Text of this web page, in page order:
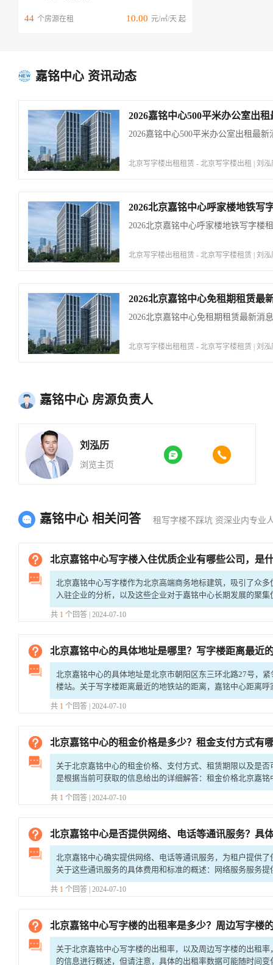
44 个房源在租 10.00 元/㎡/天 起
 嘉铭中心 资讯动态
2026嘉铭中心500平米办公室出
2026嘉铭中心500平米办公室出租最新
北京写字楼出租租赁 - 北京写字楼出租 | 刘泓
2026北京嘉铭中心呼家楼地铁写
2026北京嘉铭中心呼家楼地铁写字楼
北京写字楼出租租赁 - 北京写字楼租赁 | 刘泓
2026北京嘉铭中心免租期租赁最
2026北京嘉铭中心免租期租赁最新消息
北京写字楼出租租赁 - 北京写字楼租赁 | 刘泓
嘉铭中心 房源负责人
刘泓历
浏览主页
 
嘉铭中心 相关问答 租写字楼不踩坑 资深业内专业
北京嘉铭中心写字楼入住优质企业有哪些公司，是什么行业，对于企业入驻长
北京嘉铭中心写字楼作为北京高端商务地标建筑，吸引了众
入驻企业的分析，以及这些企业对于嘉铭中心长期发展的聚
业及其行业嘉铭中心入住的优质企业涵盖了多个行业，
共 1 个回答 | 2024-07-10
北京嘉铭中心的具体地址是哪里？写字楼距离最近的地铁站有多远？周边有哪些主要公交线路？
北京嘉铭中心的具体地址是北京市朝阳区东三环北路27号，
楼站。关于写字楼距离最近的地铁站的距离，嘉铭中心距离
行即可轻松到达。此外，团结湖地铁站（距离
共 1 个回答 | 2024-07-10
北京嘉铭中心的租金价格是多少？租金支付方式有哪些？租赁期限一般
关于北京嘉铭中心的租金价格、支付方式、租赁期限以及是
是根据当前可获取的信息给出的详细解答：租金价格北京嘉
赁面积、楼层、装修标准以及市场供需情况等因素有所
共 1 个回答 | 2024-07-10
北京嘉铭中心是否提供网络、电话等通讯服务？具
北京嘉铭中心确实提供网络、电话等通讯服务，为租户提供
关于这些通讯服务的具体费用和标准的概述：网络服务服务
信运营商合作，包括电信、联通、长城、铁通、移动、
共 1 个回答 | 2024-07-10
北京嘉铭中心写字楼的出租率是多少？周边写字楼
关于北京嘉铭中心写字楼的出租率，以及周边写字楼的出租
的信息进行概述，但请注意，具体的出租率数据可能随时间